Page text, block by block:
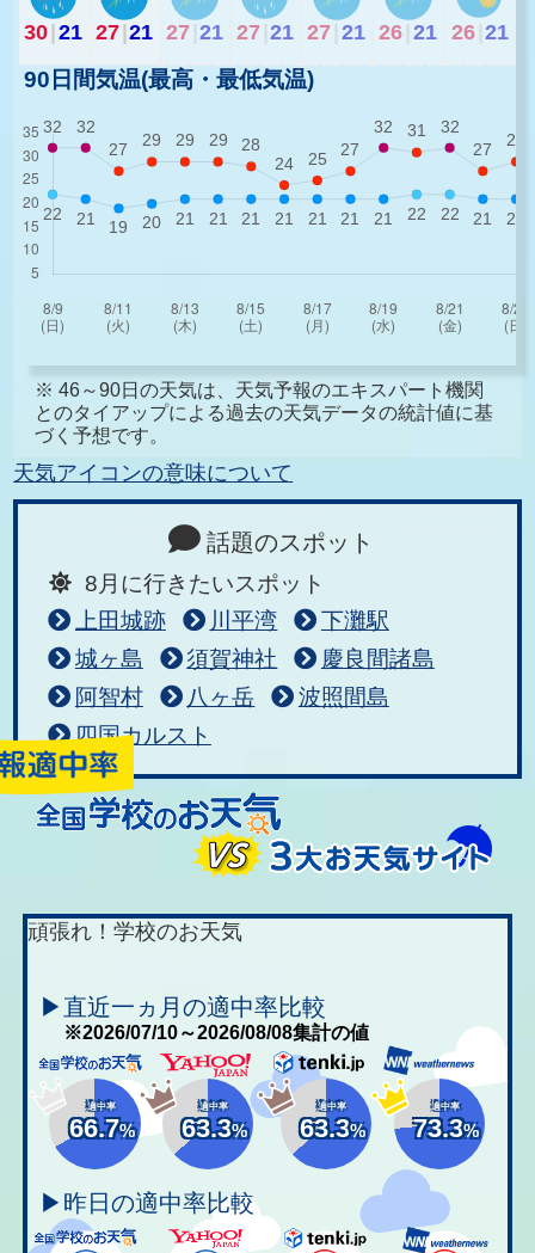
30|21 27|21 27 21 27 21 27 21 26 21 26 21
90日間気温(最高・最低気温)
※ 46～90日の天気は、天気予報のエキスパート機関
とのタイアップによる過去の天気データの統計値に基
づく予想です。
天気アイコンの意味について
話題のスポット
8月に行きたいスポット
上田城跡
川平湾
下灘駅
城ヶ島
須賀神社
慶良間諸島
阿智村
八ヶ岳
波照間島
四国カルスト
頑張れ！学校のお天気
▶直近一ヵ月の適中率比較
※2026/07/10～2026/08/08集計の値
適中率
66.7%
適中率
63.3%
適中率
63.3%
適中率
73.3%
▶昨日の適中率比較